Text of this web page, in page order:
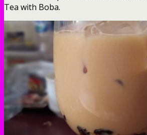
Tea with Boba.